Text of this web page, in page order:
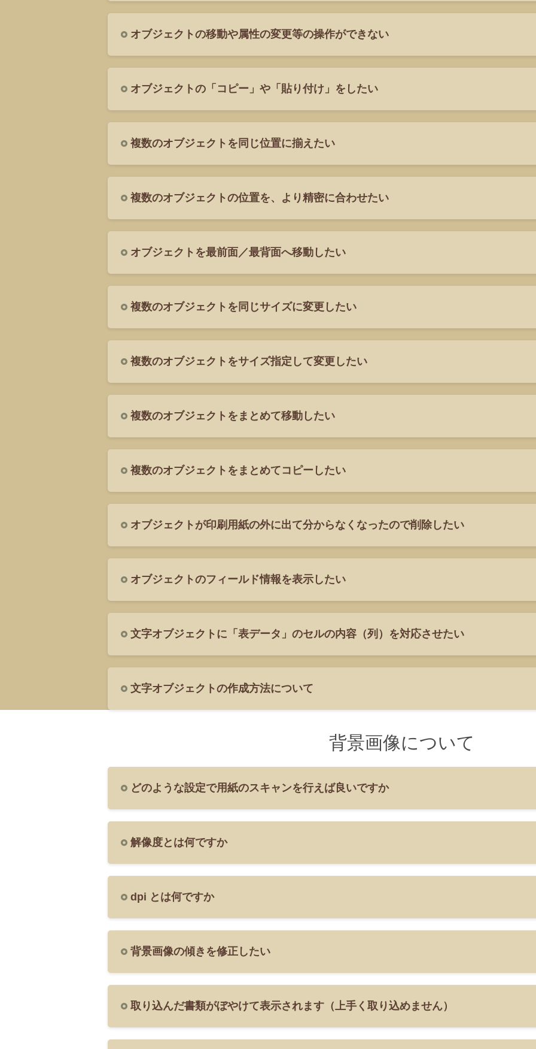
オブジェクトの移動や属性の変更等の操作ができない
オブジェクトの「コピー」や「貼り付け」をしたい
複数のオブジェクトを同じ位置に揃えたい
複数のオブジェクトの位置を、より精密に合わせたい
オブジェクトを最前面／最背面へ移動したい
複数のオブジェクトを同じサイズに変更したい
複数のオブジェクトをサイズ指定して変更したい
複数のオブジェクトをまとめて移動したい
複数のオブジェクトをまとめてコピーしたい
オブジェクトが印刷用紙の外に出て分からなくなったので削除したい
オブジェクトのフィールド情報を表示したい
文字オブジェクトに「表データ」のセルの内容（列）を対応させたい
文字オブジェクトの作成方法について
背景画像について
どのような設定で用紙のスキャンを行えば良いですか
解像度とは何ですか
dpi とは何ですか
背景画像の傾きを修正したい
取り込んだ書類がぼやけて表示されます（上手く取り込めません）